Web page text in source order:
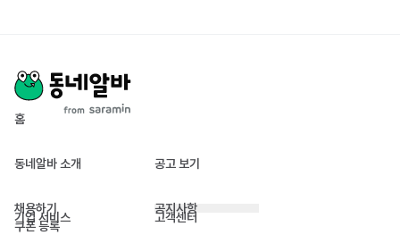
홈
동네알바 소개 공고 보기
채용하기
기업 서비스
쿠폰 등록
공지사항
고객센터